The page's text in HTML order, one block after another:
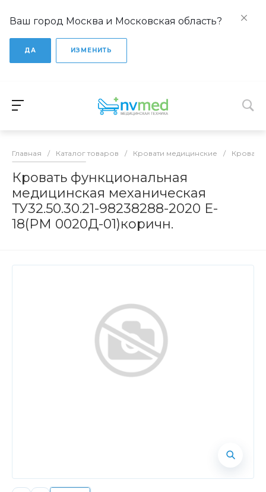
Ваш город Москва и Московская область?
ДА ИЗМЕНИТЬ
Главная / Каталог товаров / Кровати медицинские / Кровати
Кровать функциональная
медицинская механическая
ТУ32.50.30.21-98238288-2020 E-
18(РМ 0020Д-01)коричн.